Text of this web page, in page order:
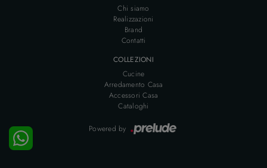
Chi siamo
Realizzazioni
Brand
Contatti
COLLEZIONI
Cucine
Arredamento Casa
Accessori Casa
Cataloghi
Powered by